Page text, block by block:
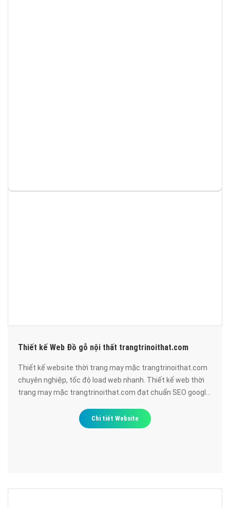
Thiết kế Web Đồ gỗ nội thất trangtrinoithat.com
Thiết kế website thời trang may mặc trangtrinoithat.com
chuyên nghiệp, tốc độ load web nhanh. Thiết kế web thời
trang may mặc trangtrinoithat.com đạt chuẩn SEO google,
Chi tiết Website